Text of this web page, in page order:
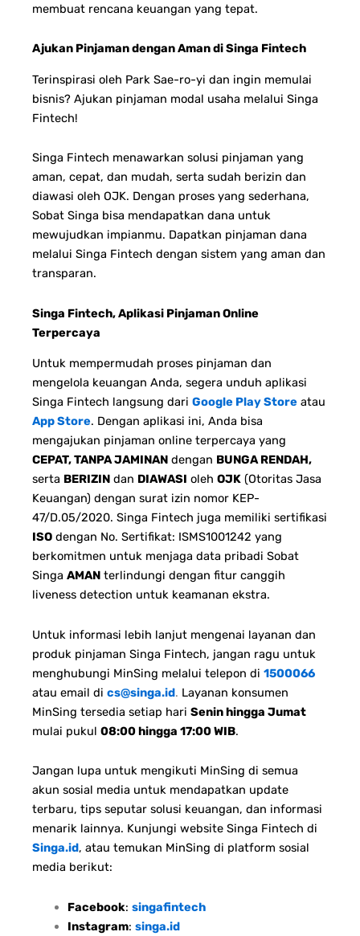
membuat rencana keuangan yang tepat.
Ajukan Pinjaman dengan Aman di Singa Fintech
Terinspirasi oleh Park Sae-ro-yi dan ingin memulai
bisnis? Ajukan pinjaman modal usaha melalui Singa
Fintech!
Singa Fintech menawarkan solusi pinjaman yang
aman, cepat, dan mudah, serta sudah berizin dan
diawasi oleh OJK. Dengan proses yang sederhana,
Sobat Singa bisa mendapatkan dana untuk
mewujudkan impianmu. Dapatkan pinjaman dana
melalui Singa Fintech dengan sistem yang aman dan
transparan.
Singa Fintech, Aplikasi Pinjaman Online
Terpercaya
Untuk mempermudah proses pinjaman dan
mengelola keuangan Anda, segera unduh aplikasi
Singa Fintech langsung dari Google Play Store atau
App Store. Dengan aplikasi ini, Anda bisa
mengajukan pinjaman online terpercaya yang
CEPAT, TANPA JAMINAN dengan BUNGA RENDAH,
serta BERIZIN dan DIAWASI oleh OJK (Otoritas Jasa
Keuangan) dengan surat izin nomor KEP-
47/D.05/2020. Singa Fintech juga memiliki sertifikasi
ISO dengan No. Sertifikat: ISMS1001242 yang
berkomitmen untuk menjaga data pribadi Sobat
Singa AMAN terlindungi dengan fitur canggih
liveness detection untuk keamanan ekstra.
Untuk informasi lebih lanjut mengenai layanan dan
produk pinjaman Singa Fintech, jangan ragu untuk
menghubungi MinSing melalui telepon di 1500066
atau email di cs@singa.id. Layanan konsumen
MinSing tersedia setiap hari Senin hingga Jumat
mulai pukul 08:00 hingga 17:00 WIB.
Jangan lupa untuk mengikuti MinSing di semua
akun sosial media untuk mendapatkan update
terbaru, tips seputar solusi keuangan, dan informasi
menarik lainnya. Kunjungi website Singa Fintech di
Singa.id, atau temukan MinSing di platform sosial
media berikut:
Facebook: singafintech
Instagram: singa.id